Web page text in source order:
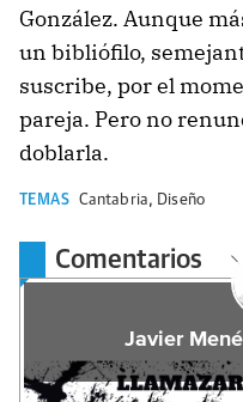
González. Aunque
un bibliófilo,
suscribe, por el
pareja. Pero no
doblarla.
TEMAS Cantabria, Diseño
Comentarios
Javier